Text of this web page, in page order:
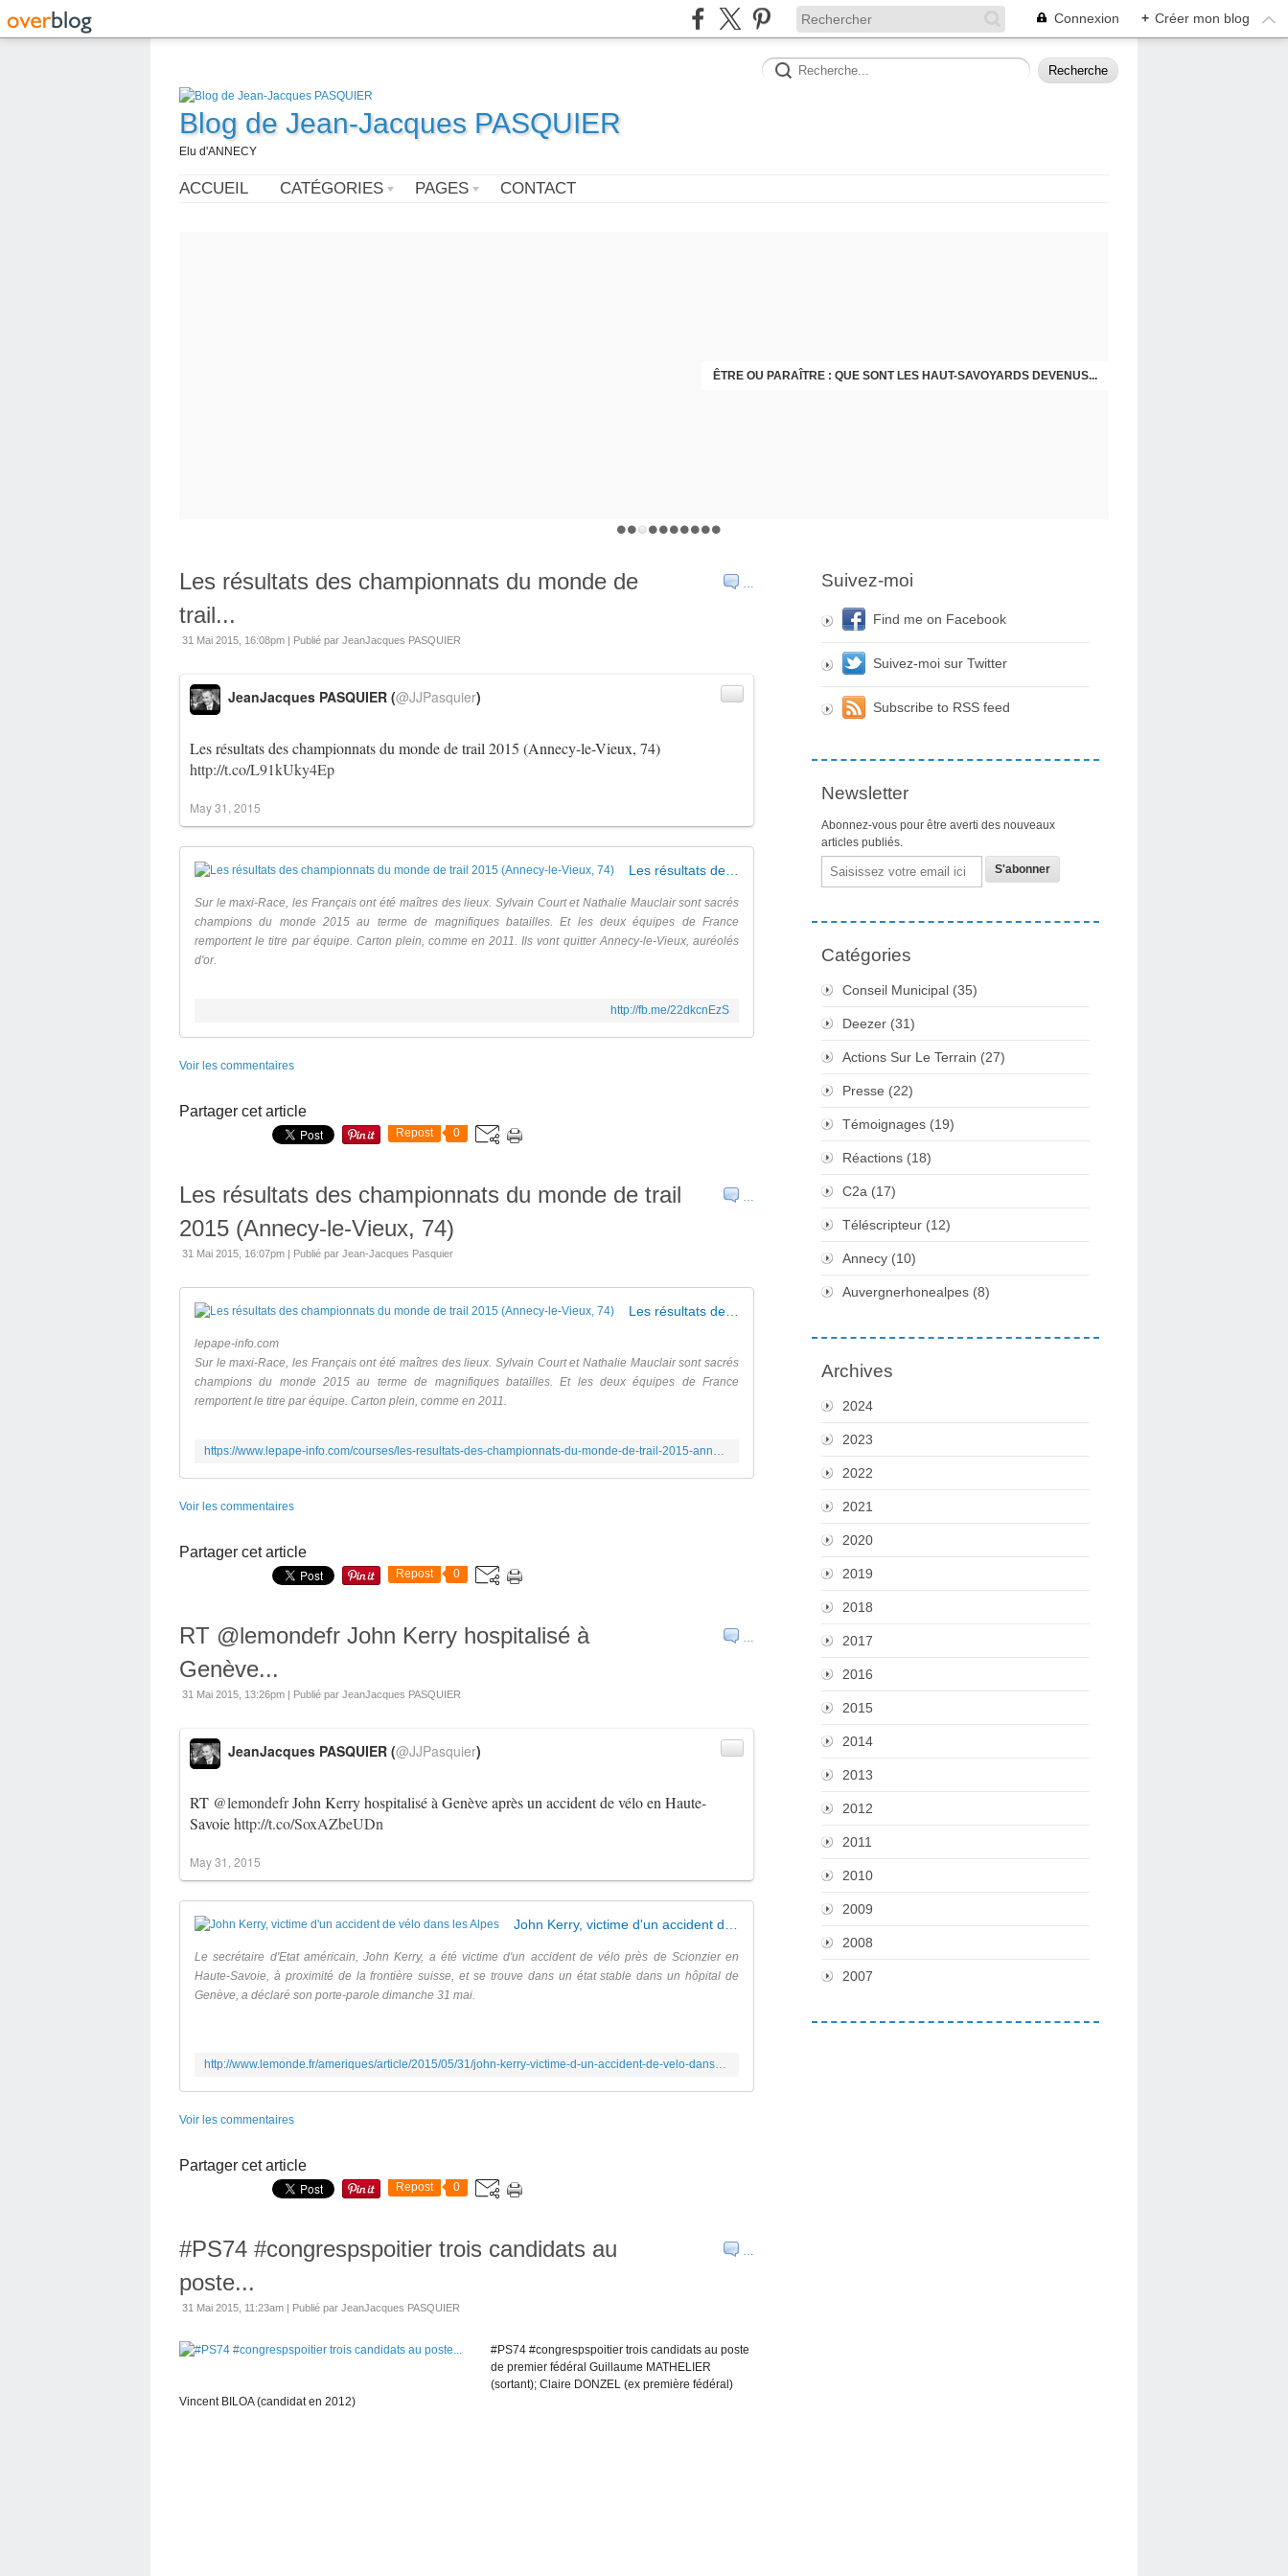
Connexion + Créer mon blog
Blog de Jean-Jacques PASQUIER
Elu d'ANNECY
ACCUEIL CATÉGORIES PAGES CONTACT
ÊTRE OU PARAÎTRE : QUE SONT LES HAUT-SAVOYARDS DEVENUS...
…
Les résultats des championnats du monde de
trail...
31 Mai 2015, 16:08pm | Publié par JeanJacques PASQUIER
Les résultats des championnats du monde de trail 2015 (Annecy-le-Vieux, 74)
http://t.co/L91kUky4Ep
JeanJacques PASQUIER (@JJPasquier)
May 31, 2015
Sur le maxi-Race, les Français ont été maîtres des lieux. Sylvain Court et Nathalie Mauclair sont sacrés
champions du monde 2015 au terme de magnifiques batailles. Et les deux équipes de France
remportent le titre par équipe. Carton plein, comme en 2011. Ils vont quitter Annecy-le-Vieux, auréolés
d'or.
http://fb.me/22dkcnEzS
Voir les commentaires
Partager cet article
Repost 0
…
Les résultats des championnats du monde de trail
2015 (Annecy-le-Vieux, 74)
31 Mai 2015, 16:07pm | Publié par Jean-Jacques Pasquier
lepape-info.com
Sur le maxi-Race, les Français ont été maîtres des lieux. Sylvain Court et Nathalie Mauclair sont sacrés
champions du monde 2015 au terme de magnifiques batailles. Et les deux équipes de France
remportent le titre par équipe. Carton plein, comme en 2011.
https://www.lepape-info.com/courses/les-resultats-des-championnats-du-monde-de-trail-2015-annecy-le-vieux-74/#.VWsjyOaIUhQ.facebook
Voir les commentaires
Partager cet article
Repost 0
…
RT @lemondefr John Kerry hospitalisé à
Genève...
31 Mai 2015, 13:26pm | Publié par JeanJacques PASQUIER
RT @lemondefrJohn Kerry hospitalisé à Genève après un accident de vélo en Haute-
Savoiehttp://t.co/SoxAZbeUDn
JeanJacques PASQUIER (@JJPasquier)
May 31, 2015
Le secrétaire d'Etat américain, John Kerry, a été victime d'un accident de vélo près de Scionzier en
Haute-Savoie, à proximité de la frontière suisse, et se trouve dans un état stable dans un hôpital de
Genève, a déclaré son porte-parole dimanche 31 mai.
http://www.lemonde.fr/ameriques/article/2015/05/31/john-kerry-victime-d-un-accident-de-velo-dans-les-alpes_4644240_3222.html
Voir les commentaires
Partager cet article
Repost 0
…
#PS74 #congrespspoitier trois candidats au
poste...
31 Mai 2015, 11:23am | Publié par JeanJacques PASQUIER
#PS74 #congrespspoitier trois candidats au poste
de premier fédéral Guillaume MATHELIER
(sortant); Claire DONZEL (ex première fédéral)
Vincent BILOA (candidat en 2012)
Suivez-moi
Find me on Facebook
Suivez-moi sur Twitter
Subscribe to RSS feed
Newsletter
Abonnez-vous pour être averti des nouveaux
articles publiés.
Email
Catégories
Conseil Municipal (35)
Deezer (31)
Actions Sur Le Terrain (27)
Presse (22)
Témoignages (19)
Réactions (18)
C2a (17)
Téléscripteur (12)
Annecy (10)
Auvergnerhonealpes (8)
Archives
2024
2023
2022
2021
2020
2019
2018
2017
2016
2015
2014
2013
2012
2011
2010
2009
2008
2007